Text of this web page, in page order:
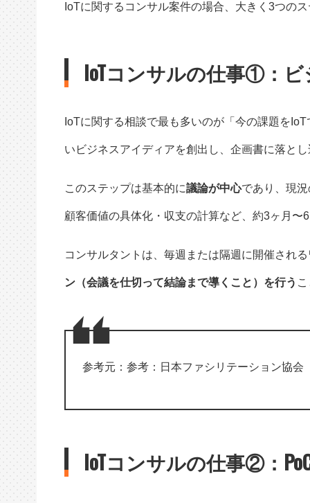
IoTに関するコンサル案件の場合、大きく3つの
IoTコンサルの仕事①：
IoTに関する相談で最も多いのが「今の課題を
いビジネスアイディアを創出し、企画書に落と
このステップは基本的に議論が中心であり、現
顧客価値の具体化・収支の計算など、約3ヶ月〜
コンサルタントは、毎週または隔週に開催される
ン（会議を仕切って結論まで導くこと）を行う
参考元：参考： 日本ファシリテーション協会
IoTコンサルの仕事②：